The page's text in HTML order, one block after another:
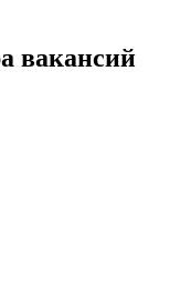
вакансий